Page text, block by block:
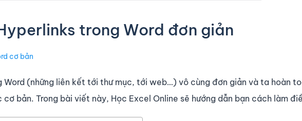
trong Word đơn giản
cơ bản
Word (những liên kết tới thư mục, tới web…) vô cùng đơn giản và ta hoàn
bản. Trong bài viết này, Học Excel Online sẽ hướng dẫn bạn cách làm